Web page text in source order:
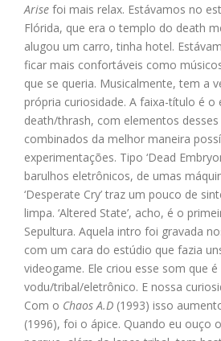
Arise foi mais relax. Estávamos no
Flórida, que era o templo do death
alugou um carro, tinha hotel.
ficar mais confortáveis como
que se queria. Musicalmente, tem a
própria curiosidade. A faixa-título é o
death/thrash, com elementos
combinados da melhor maneira
experimentações. Tipo ‘Dead
barulhos eletrônicos, de umas
‘Desperate Cry’ traz um pouco de
limpa. ‘Altered State’, acho, é o
Sepultura. Aquela intro foi gravada
com um cara do estúdio que fazia
videogame. Ele criou esse som que
vodu/tribal/eletrônico. E nossa
Com o Chaos A.D (1993) isso
(1996), foi o ápice. Quando eu ouço